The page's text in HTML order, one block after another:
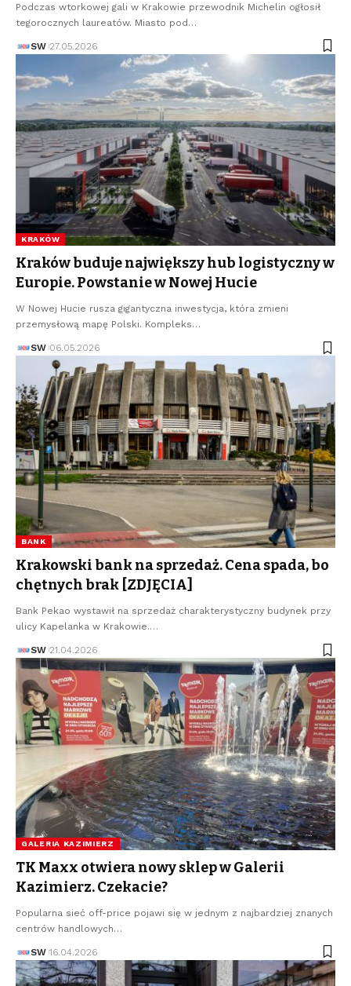
Podczas wtorkowej gali w Krakowie przewodnik Michelin ogłosił
tegorocznych laureatów. Miasto pod…
SW 27.05.2026
KRAKÓW
Kraków buduje największy hub logistyczny w
Europie. Powstanie w Nowej Hucie
W Nowej Hucie rusza gigantyczna inwestycja, która zmieni
przemysłową mapę Polski. Kompleks…
SW 06.05.2026
BANK
Krakowski bank na sprzedaż. Cena spada, bo
chętnych brak [ZDJĘCIA]
Bank Pekao wystawił na sprzedaż charakterystyczny budynek przy
ulicy Kapelanka w Krakowie.…
SW 21.04.2026
GALERIA KAZIMIERZ
TK Maxx otwiera nowy sklep w Galerii
Kazimierz. Czekacie?
Popularna sieć off-price pojawi się w jednym z najbardziej znanych
centrów handlowych…
SW 16.04.2026